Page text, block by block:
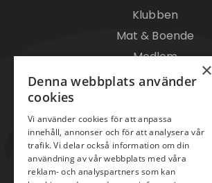
Klubben
Mat & Boende
Medlem
Träning
Gäst
Kontakt/öppettider
Banan
×
Denna webbplats använder
cookies
Vi använder cookies för att anpassa
innehåll, annonser och för att analysera vår
trafik. Vi delar också information om din
användning av vår webbplats med våra
reklam- och analyspartners som kan